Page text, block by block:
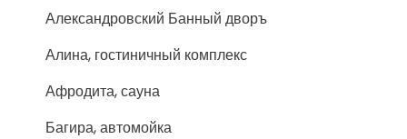
Александровский Банный дворъ
Алина, гостиничный комплекс
Афродита, сауна
Багира, автомойка